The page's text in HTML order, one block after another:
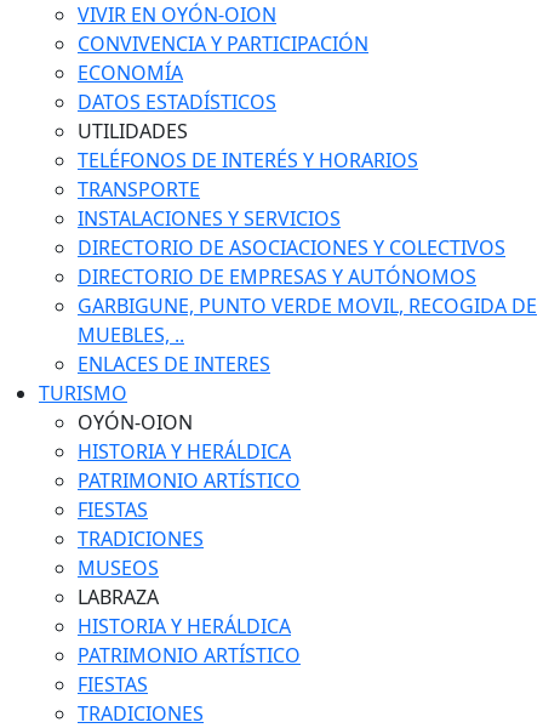
VIVIR EN OYÓN-OION
CONVIVENCIA Y PARTICIPACIÓN
ECONOMÍA
DATOS ESTADÍSTICOS
UTILIDADES
TELÉFONOS DE INTERÉS Y HORARIOS
TRANSPORTE
INSTALACIONES Y SERVICIOS
DIRECTORIO DE ASOCIACIONES Y COLECTIVOS
DIRECTORIO DE EMPRESAS Y AUTÓNOMOS
GARBIGUNE, PUNTO VERDE MOVIL, RECOGIDA DE
MUEBLES, ..
ENLACES DE INTERES
TURISMO
OYÓN-OION
HISTORIA Y HERÁLDICA
PATRIMONIO ARTÍSTICO
FIESTAS
TRADICIONES
MUSEOS
LABRAZA
HISTORIA Y HERÁLDICA
PATRIMONIO ARTÍSTICO
FIESTAS
TRADICIONES